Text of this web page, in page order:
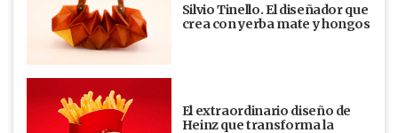
Silvio Tinello. El diseñador que
crea con yerba mate y hongos
El extraordinario diseño de
Heinz que transforma la